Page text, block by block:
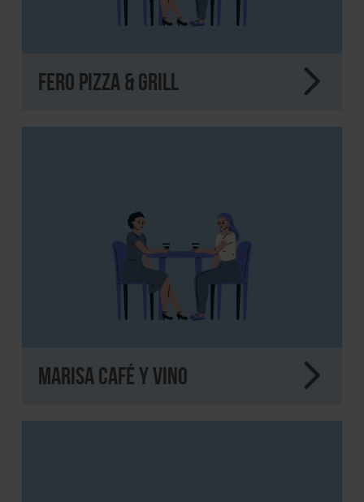
FERO Pizza & Grill
MARISA Café y Vino